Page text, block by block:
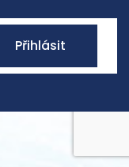
Přihlásit